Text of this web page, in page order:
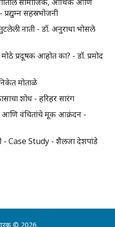
सहस्रभोजनी
नाती - डॉ. अनुराधा भोसले
प्रदूषक आहोत का? - डॉ. प्रमोद
मोताळे
शोध - हरिहर सारंग
आणि वंचितांचे मूक आक्रंदन -
- Case Study - शैलजा देशपांडे
© 2026